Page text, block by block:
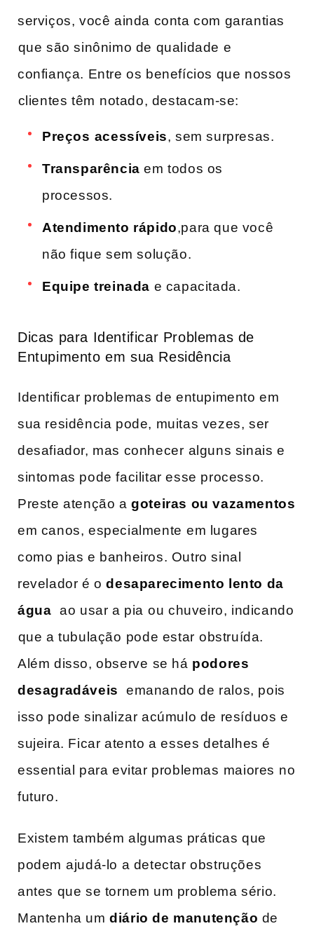
serviços, você ainda ‍conta com garantias
⁣que são sinônimo de qualidade​ e
confiança. Entre os​ benefícios que nossos
⁣clientes têm⁢ notado, destacam-se:
Preços⁣ acessíveis, sem surpresas.
Transparência em todos os
processos.
Atendimento rápido,para que você
não‍ fique​ sem solução.
Equipe treinada e ​capacitada.
Dicas para Identificar Problemas de⁢
Entupimento em sua Residência
Identificar problemas de entupimento ‍em
sua residência pode, muitas vezes, ser⁢
desafiador, mas conhecer ⁤alguns​ sinais e
sintomas pode facilitar esse processo.⁢
Preste atenção agoteiras ou vazamentos
em canos, especialmente ⁣em lugares
como pias e banheiros. Outro sinal
revelador é odesaparecimento lento da
água ⁤ ao usar a pia⁢ ou chuveiro, indicando
⁤que a tubulação ⁣pode estar⁤ obstruída.⁣
Além‍ disso, observe ⁤se há podores
desagradáveis ‍ emanando de ralos, pois
isso pode sinalizar acúmulo ​de resíduos e
sujeira. Ficar atento a esses detalhes é
essential para evitar problemas ⁢maiores ⁤no​
futuro.
Existem também algumas práticas que
podem ⁣ajudá-lo a detectar obstruções
antes que se tornem um problema sério.
Mantenha umdiário de manutenção de